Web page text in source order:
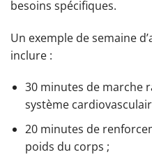
besoins spécifiques.
Un exemple de semaine
inclure :
30 minutes de marche
système
20 minutes de
poids du corps ;